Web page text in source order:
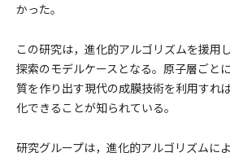
かった。
この研究は，進化的アルゴリズムを援用
探索のモデルケースとなる。原子層ごと
質を作り出す現代の成膜技術を利用すれ
化できることが知られている。
研究グループは，進化的アルゴリズムに